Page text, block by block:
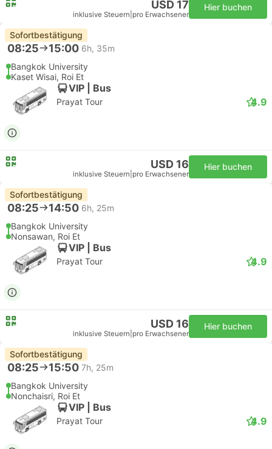
USD 17
inklusive Steuern pro Erwachsener
Hier buchen
Sofortbestätigung
08:25 15:00 6h, 35m
Bangkok University
Kaset Wisai, Roi Et
VIP | Bus
Prayat Tour 4.9
USD 16
inklusive Steuern pro Erwachsener
Hier buchen
Sofortbestätigung
08:25 14:50 6h, 25m
Bangkok University
Nonsawan, Roi Et
VIP | Bus
Prayat Tour 4.9
USD 16
inklusive Steuern pro Erwachsener
Hier buchen
Sofortbestätigung
08:25 15:50 7h, 25m
Bangkok University
Nonchaisri, Roi Et
VIP | Bus
Prayat Tour 4.9